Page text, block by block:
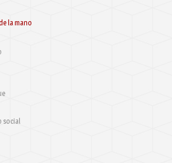
la mano
social